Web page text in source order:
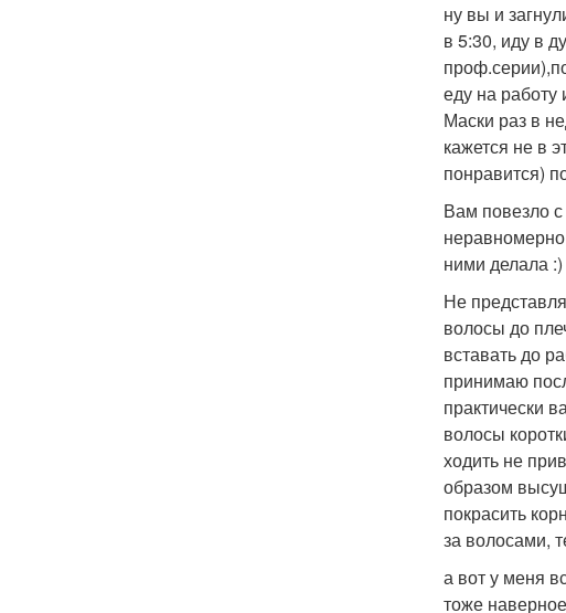
ну вы и
в 5:30, иду в
еду на
Маски раз в
кажется не в
понравится)
Вам повезло
ними делала :)
Не
волосы до
вставать до
принимаю
практически
волосы
ходить не
образом
покрасить
за волосами,
а вот у меня
тоже